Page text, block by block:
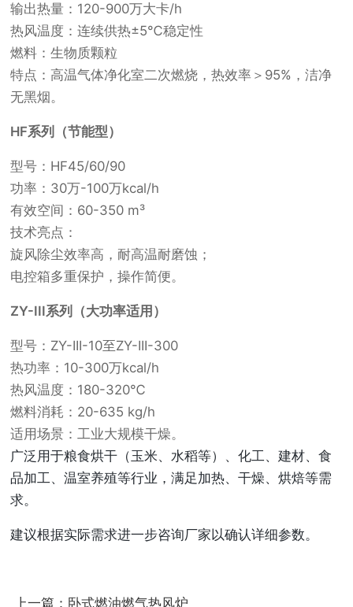
输出热量：120-900万大卡/h
热风温度：连续供热±5℃稳定性
燃料：生物质颗粒
特点：高温气体净化室二次燃烧，热效率＞95%，洁净
无黑烟。
HF系列（节能型）
型号：HF45/60/90
功率：30万-100万kcal/h
有效空间：60-350 m³
技术亮点：
旋风除尘效率高，耐高温耐磨蚀；
电控箱多重保护，操作简便。
ZY-III系列（大功率适用）
型号：ZY-III-10至ZY-III-300
热功率：10-300万kcal/h
热风温度：180-320℃
燃料消耗：20-635 kg/h
适用场景：工业大规模干燥。
广泛用于粮食烘干（玉米、水稻等）、化工、建材、食
品加工、温室养殖等行业，满足加热、干燥、烘焙等需
求。
建议根据实际需求进一步咨询厂家以确认详细参数。
上一篇：卧式燃油燃气热风炉